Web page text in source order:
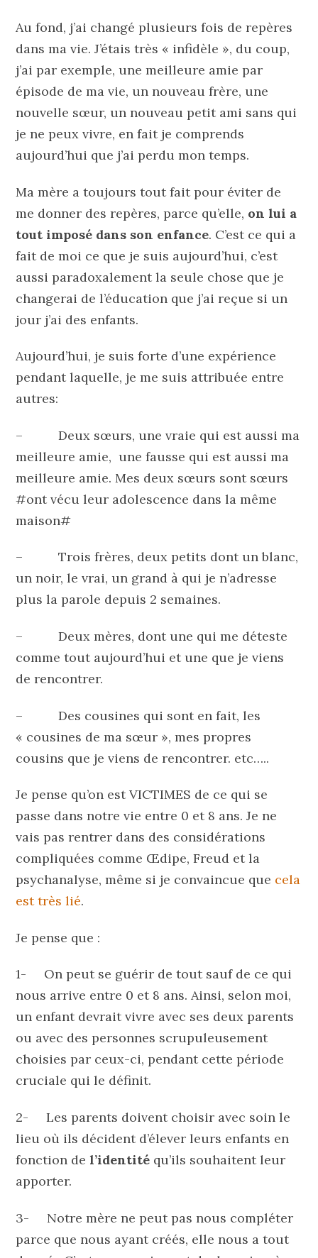
Au fond, j’ai changé plusieurs fois de repères
dans ma vie. J’étais très « infidèle », du coup,
j’ai par exemple, une meilleure amie par
épisode de ma vie, un nouveau frère, une
nouvelle sœur, un nouveau petit ami sans qui
je ne peux vivre, en fait je comprends
aujourd’hui que j’ai perdu mon temps.
Ma mère a toujours tout fait pour éviter de
me donner des repères, parce qu’elle, on lui a
tout imposé dans son enfance. C’est ce qui a
fait de moi ce que je suis aujourd’hui, c’est
aussi paradoxalement la seule chose que je
changerai de l’éducation que j’ai reçue si un
jour j’ai des enfants.
Aujourd’hui, je suis forte d’une expérience
pendant laquelle, je me suis attribuée entre
autres:
– Deux sœurs, une vraie qui est aussi ma
meilleure amie, une fausse qui est aussi ma
meilleure amie. Mes deux sœurs sont sœurs
#ont vécu leur adolescence dans la même
maison#
– Trois frères, deux petits dont un blanc,
un noir, le vrai, un grand à qui je n’adresse
plus la parole depuis 2 semaines.
– Deux mères, dont une qui me déteste
comme tout aujourd’hui et une que je viens
de rencontrer.
– Des cousines qui sont en fait, les
« cousines de ma sœur », mes propres
cousins que je viens de rencontrer. etc…..
Je pense qu’on est VICTIMES de ce qui se
passe dans notre vie entre 0 et 8 ans. Je ne
vais pas rentrer dans des considérations
compliquées comme Œdipe, Freud et la
psychanalyse, même si je convaincue que cela
est très lié.
Je pense que :
1- On peut se guérir de tout sauf de ce qui
nous arrive entre 0 et 8 ans. Ainsi, selon moi,
un enfant devrait vivre avec ses deux parents
ou avec des personnes scrupuleusement
choisies par ceux-ci, pendant cette période
cruciale qui le définit.
2- Les parents doivent choisir avec soin le
lieu où ils décident d’élever leurs enfants en
fonction del’identité qu’ils souhaitent leur
apporter.
3- Notre mère ne peut pas nous compléter
parce que nous ayant créés, elle nous a tout